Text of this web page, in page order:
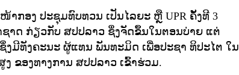
ກອງ ປະຊຸມທົບທວນ ເປັນໄລຍະ ຫຼື UPR ຄັ້ງທີ 3
າດ ກ່ຽວກັບ ສປປລາວ ຊຶ່ງຈັດຂຶ້ນໃນຕອນບ່າຍ ແຕ່
ຊຶ່ງມີທັງຄະນະ ຜູ້ແທນ ພັນທະມິດ ເພື່ອປະຊາ ທິປະໄຕ ໃນ
ຂອງທາງການ ສປປລາວ ເຂົ້າຮ່ວມ.